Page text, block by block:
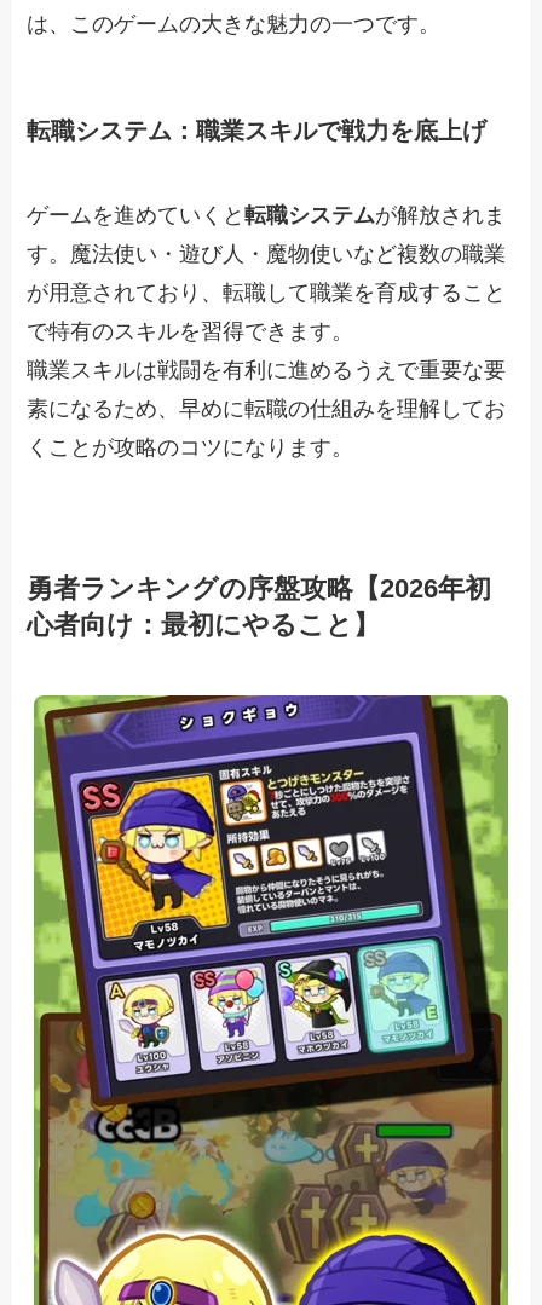
は、このゲームの大きな魅力の一つです。
転職システム：職業スキルで戦力を底上げ
ゲームを進めていくと転職システムが解放されま
す。魔法使い・遊び人・魔物使いなど複数の職業
が用意されており、転職して職業を育成すること
で特有のスキルを習得できます。
職業スキルは戦闘を有利に進めるうえで重要な要
素になるため、早めに転職の仕組みを理解してお
くことが攻略のコツになります。
勇者ランキングの序盤攻略【2026年初
心者向け：最初にやること】